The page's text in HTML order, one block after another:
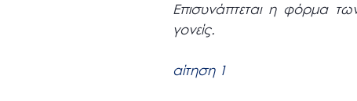
Επισυνάπτεται η φόρμα
γονείς.
αίτηση 1